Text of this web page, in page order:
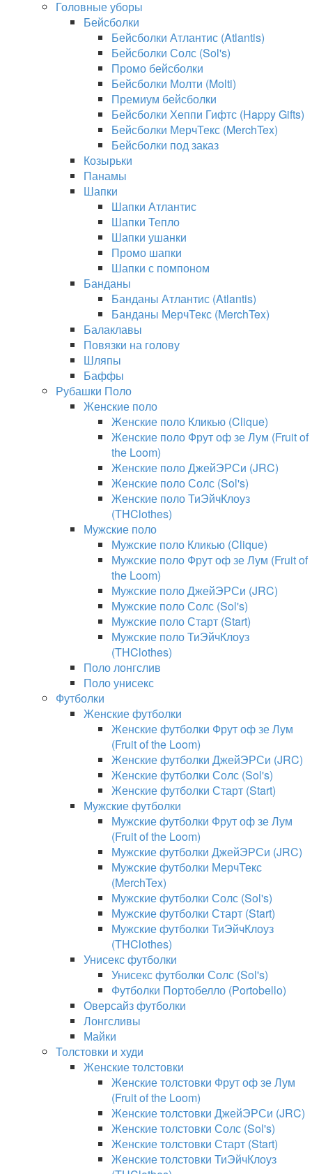
Головные уборы
Бейсболки
Бейсболки Атлантис (Atlantis)
Бейсболки Солс (Sol's)
Промо бейсболки
Бейсболки Молти (Molti)
Премиум бейсболки
Бейсболки Хеппи Гифтс (Happy Gifts)
Бейсболки МерчТекс (MerchTex)
Бейсболки под заказ
Козырьки
Панамы
Шапки
Шапки Атлантис
Шапки Тепло
Шапки ушанки
Промо шапки
Шапки с помпоном
Банданы
Банданы Атлантис (Atlantis)
Банданы МерчТекс (MerchTex)
Балаклавы
Повязки на голову
Шляпы
Баффы
Рубашки Поло
Женские поло
Женские поло Кликью (Clique)
Женские поло Фрут оф зе Лум (Fruit of
the Loom)
Женские поло ДжейЭРСи (JRC)
Женские поло Солс (Sol's)
Женские поло ТиЭйчКлоуз
(THClothes)
Мужские поло
Мужские поло Кликью (Clique)
Мужские поло Фрут оф зе Лум (Fruit of
the Loom)
Мужские поло ДжейЭРСи (JRC)
Мужские поло Солс (Sol's)
Мужские поло Старт (Start)
Мужские поло ТиЭйчКлоуз
(THClothes)
Поло лонгслив
Поло унисекс
Футболки
Женские футболки
Женские футболки Фрут оф зе Лум
(Fruit of the Loom)
Женские футболки ДжейЭРСи (JRC)
Женские футболки Солс (Sol's)
Женские футболки Старт (Start)
Мужские футболки
Мужские футболки Фрут оф зе Лум
(Fruit of the Loom)
Мужские футболки ДжейЭРСи (JRC)
Мужские футболки МерчТекс
(MerchTex)
Мужские футболки Солс (Sol's)
Мужские футболки Старт (Start)
Мужские футболки ТиЭйчКлоуз
(THClothes)
Унисекс футболки
Унисекс футболки Солс (Sol's)
Футболки Портобелло (Portobello)
Оверсайз футболки
Лонгсливы
Майки
Толстовки и худи
Женские толстовки
Женские толстовки Фрут оф зе Лум
(Fruit of the Loom)
Женские толстовки ДжейЭРСи (JRC)
Женские толстовки Солс (Sol's)
Женские толстовки Старт (Start)
Женские толстовки ТиЭйчКлоуз